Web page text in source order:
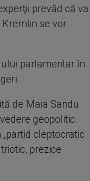
prevăd că va
se vor
parlamentar în
de Maia Sandu
geopolitic.
cleptocratic
prezice